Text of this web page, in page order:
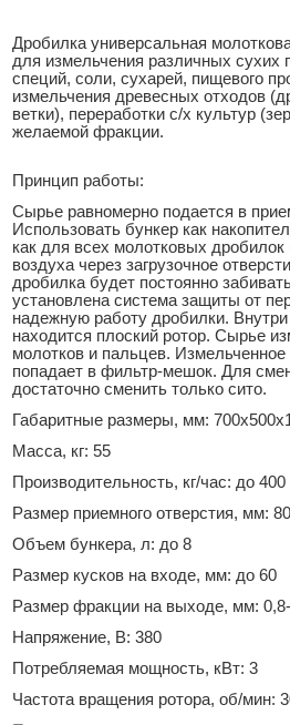
Дробилка универсальная
для измельчения различных сухих
специй, соли, сухарей, пищевого
измельчения древесных отходов
ветки), переработки с/х культур
желаемой фракции.
Принцип работы:
Сырье равномерно подается в
Использовать бункер как
как для всех молотковых
воздуха через загрузочное
дробилка будет постоянно
установлена система защиты от
надежную работу дробилки. Внутри
находится плоский ротор. Сырье
молотков и пальцев.
попадает в фильтр-мешок. Для
достаточно сменить только сито.
Габаритные размеры, мм:
Масса, кг: 55
Производительность, кг/час: до 400
Размер приемного отверстия, мм:
Объем бункера, л: до 8
Размер кусков на входе, мм: до 60
Размер фракции на выходе, мм:
Напряжение, В: 380
Потребляемая мощность, кВт: 3
Частота вращения ротора, об/мин: